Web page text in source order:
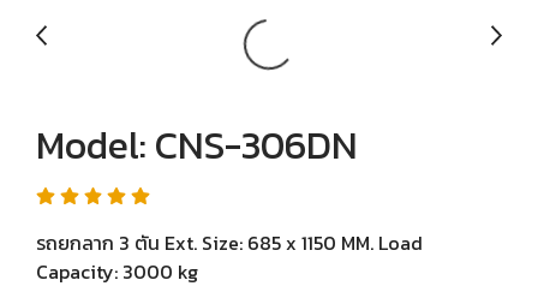
Model: CNS-306DN
รถยกลาก 3 ตัน Ext. Size: 685 x 1150 MM. Load
Capacity: 3000 kg